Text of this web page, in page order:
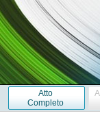
Atto
Completo